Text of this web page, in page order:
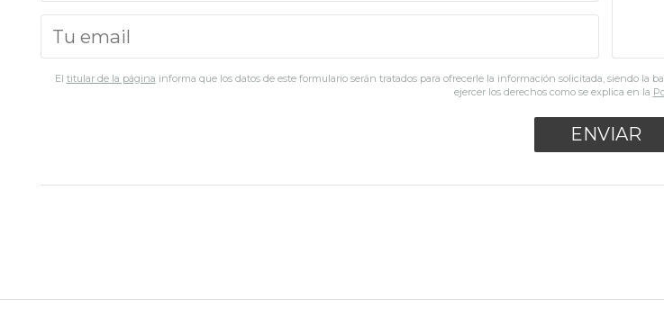
El titular de la página informa que los datos de este formulario serán tratados para ofrecerle la información solicitada, siendo la
ejercer los derechos como se explica en la